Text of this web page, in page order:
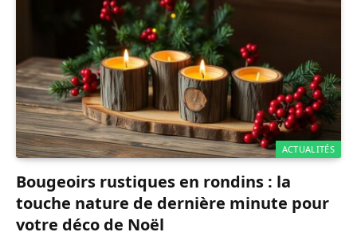
ACTUALITÉS
Bougeoirs rustiques en rondins : la
touche nature de dernière minute pour
votre déco de Noël